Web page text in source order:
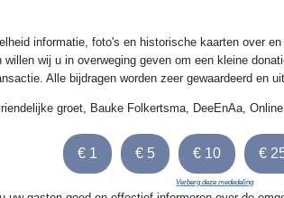
informatie, foto's en historische kaarten over
wij u in overweging geven om een kleine
Alle bijdragen worden zeer gewaardeerd en
groet, Bauke Folkertsma, DeeEnAa,
Verberg deze mededeling